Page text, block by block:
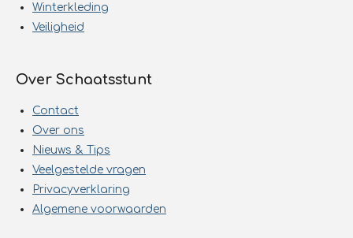
Winterkleding
Veiligheid
Over Schaatsstunt
Contact
Over ons
Nieuws & Tips
Veelgestelde vragen
Privacyverklaring
Algemene voorwaarden